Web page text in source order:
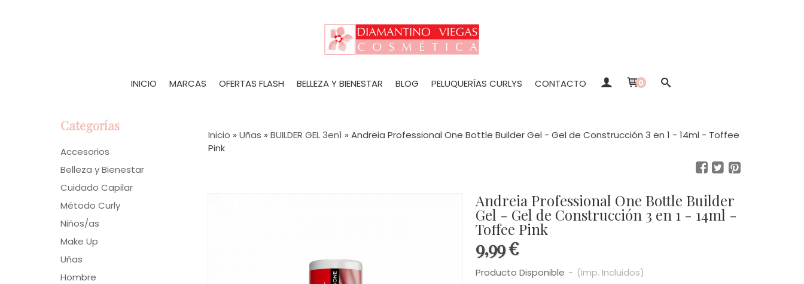
INICIO MARCAS OFERTAS FLASH BELLEZA Y BIENESTAR BLOG PELUQUERÍAS CURLYS CONTACTO 0
Categorías
Accesorios
Belleza y Bienestar
Cuidado Capilar
Método Curly
Niños/as
Make Up
Uñas
Hombre
Inicio » Uñas » BUILDER GEL 3en1 » Andreia Professional One Bottle Builder Gel - Gel de Construcción 3 en 1 - 14ml - Toffee
Pink
Andreia Professional One Bottle Builder
Gel - Gel de Construcción 3 en 1 - 14ml -
Toffee Pink
9,99 €
Producto Disponible - (Imp. Incluidos)